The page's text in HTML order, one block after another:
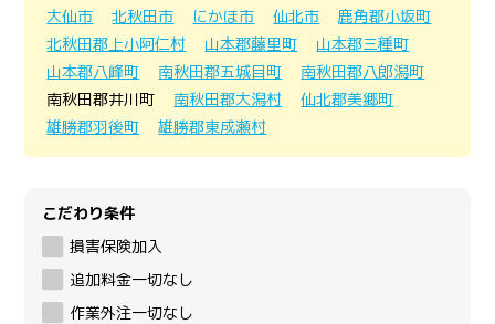
大仙市
北秋田市 にかほ市 仙北市
鹿角郡小坂町
北秋田郡上小阿仁村
山本郡藤里町
山本郡三種町
山本郡八峰町
南秋田郡五城目町
南秋田郡八郎潟町
南秋田郡井川町
南秋田郡大潟村
仙北郡美郷町
雄勝郡羽後町
雄勝郡東成瀬村
こだわり条件
損害保険加入
追加料金一切なし
作業外注一切なし